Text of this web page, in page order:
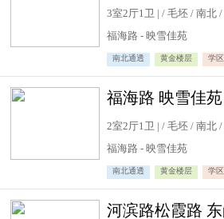
3室2厅1卫 | / 毛坯 / 南北 /
福海路 - 映雪佳苑
南北通透 黄金楼层 学
2室2厅1卫 | / 毛坯 / 南北 /
福海路 - 映雪佳苑
南北通透 黄金楼层 学